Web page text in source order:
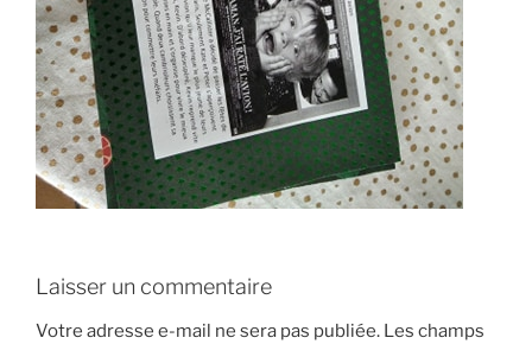
Laisser un commentaire
Votre adresse e-mail ne sera pas publiée. Les champs